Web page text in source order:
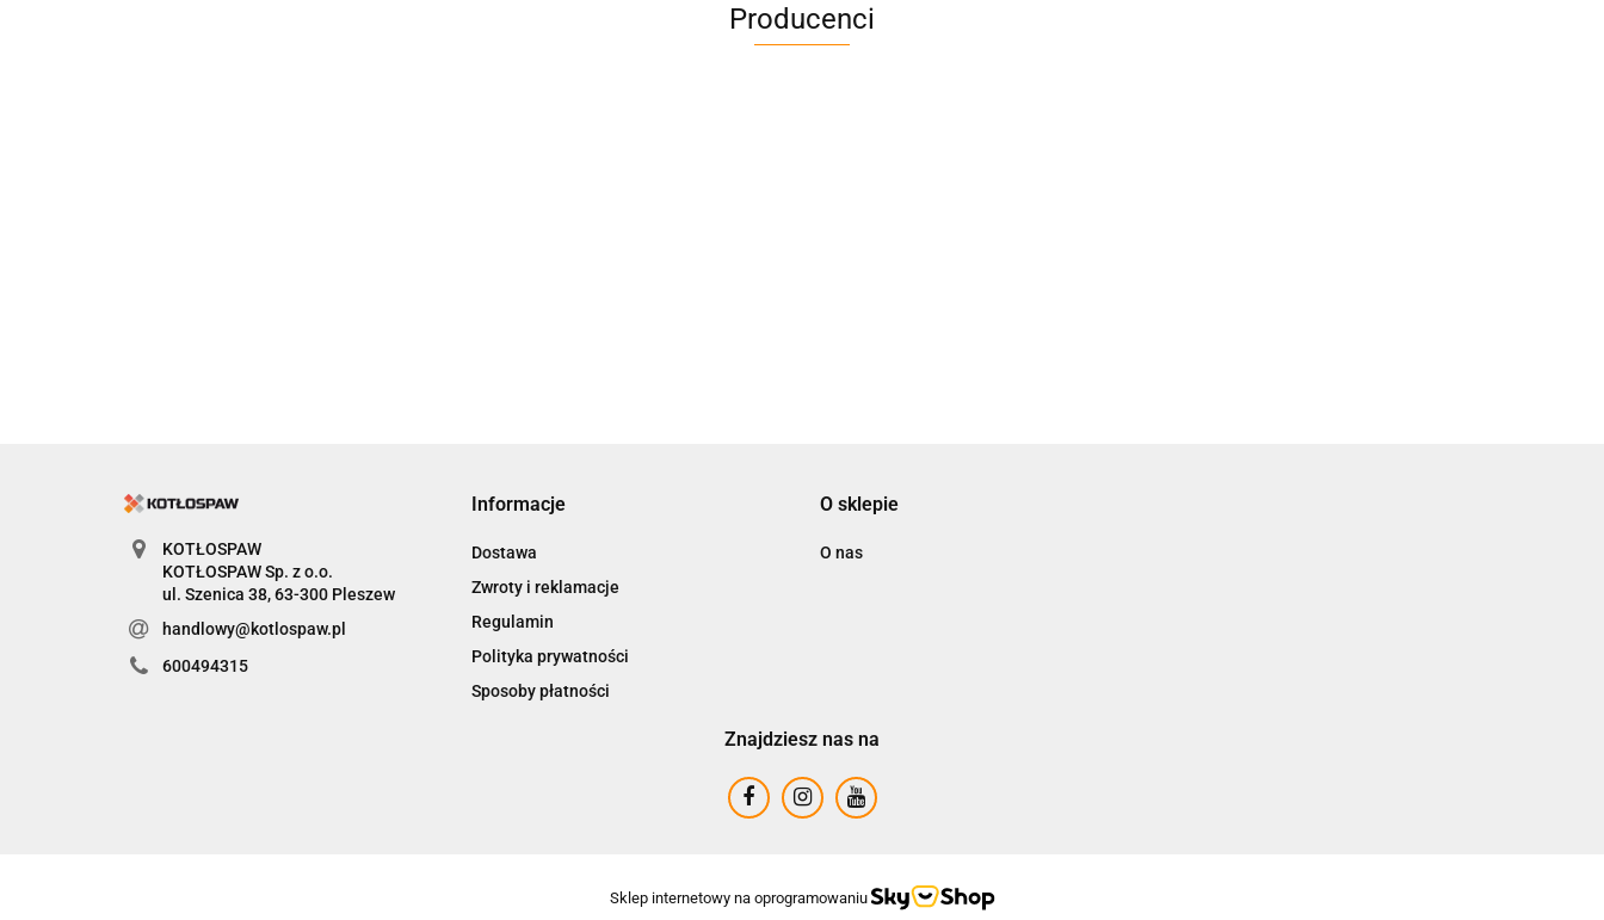
Producenci
KOTŁOSPAW
KOTŁOSPAW Sp. z o.o.
ul. Szenica 38, 63-300 Pleszew
handlowy@kotlospaw.pl
600494315
Informacje
Dostawa
Zwroty i reklamacje
Regulamin
Polityka prywatności
Sposoby płatności
O sklepie
O nas
Znajdziesz nas na
Sklep internetowy na oprogramowaniu